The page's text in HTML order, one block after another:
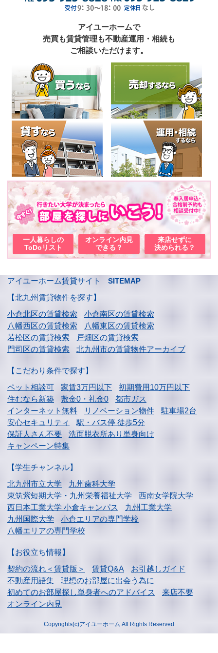
アイユーホームで
売買も賃貸管理も不動産運用・相続も
ご相談いただけます。
一人暮らしの
ToDoリスト
オンライン内見
できる？
来店せずに
決められる？
アイユーホーム賃貸サイト
SITEMAP
【北九州賃貸物件を探す】
小倉北区の賃貸検索
小倉南区の賃貸検索
八幡西区の賃貸検索
八幡東区の賃貸検索
若松区の賃貸検索
戸畑区の賃貸検索
門司区の賃貸検索
北九州市の賃貸物件アーカイブ
【こだわり条件で探す】
ペット相談可
家賃3万円以下
初期費用10万円以下
住むなら新築
敷金0・礼金0
都市ガス
インターネット無料
リノベーション物件
駐車場2台
安心セキュリティ
駅・バス停 徒歩5分
保証人さん不要
洗面脱衣所あり単身向け
キャンペーン特集
【学生チャンネル】
北九州市立大学
九州歯科大学
東筑紫短期大学・九州栄養福祉大学
西南女学院大学
西日本工業大学小倉キャンパス
九州工業大学
九州国際大学
小倉エリアの専門学校
八幡エリアの専門学校
【お役立ち情報】
契約の流れ＜賃貸版＞
賃貸Q&A
お引越しガイド
不動産用語集
理想のお部屋に出会う為に
初めてのお部屋探し単身者へのアドバイス
来店不要
オンライン内見
Copyrights(c)アイユーホーム All Rights Reserved